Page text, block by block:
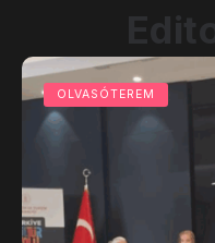
OLVASÓTEREM